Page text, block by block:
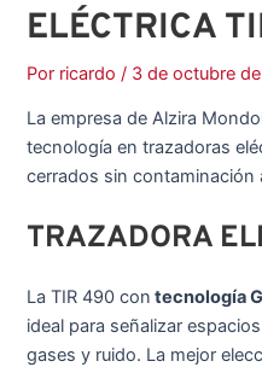
ELÉCTRICA
Por ricardo/ 3 de octubre
La empresa de Alzira
tecnología en trazadoras
cerrados sin contaminación
TRAZADORA
La TIR 490 con tecnología
ideal para señalizar
gases y ruido. La mejor